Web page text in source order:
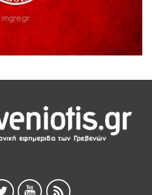
– «Γιορτή Παράδοσης»
Συλλόγου Γρεβενών
για επιπλέον εργασίες